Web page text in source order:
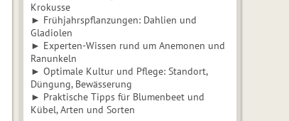
Krokusse
► Frühjahrspflanzungen: Dahlien und
Gladiolen
► Experten-Wissen rund um Anemonen und
Ranunkeln
► Optimale Kultur und Pflege: Standort,
Düngung, Bewässerung
► Praktische Tipps für Blumenbeet und
Kübel, Arten und Sorten